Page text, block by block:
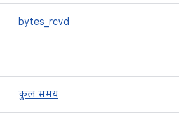
bytes_rcvd
कुल समय